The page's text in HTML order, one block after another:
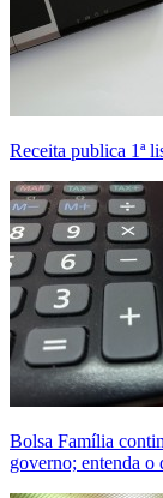
Receita publica 1ª
Bolsa Família
governo; entenda o